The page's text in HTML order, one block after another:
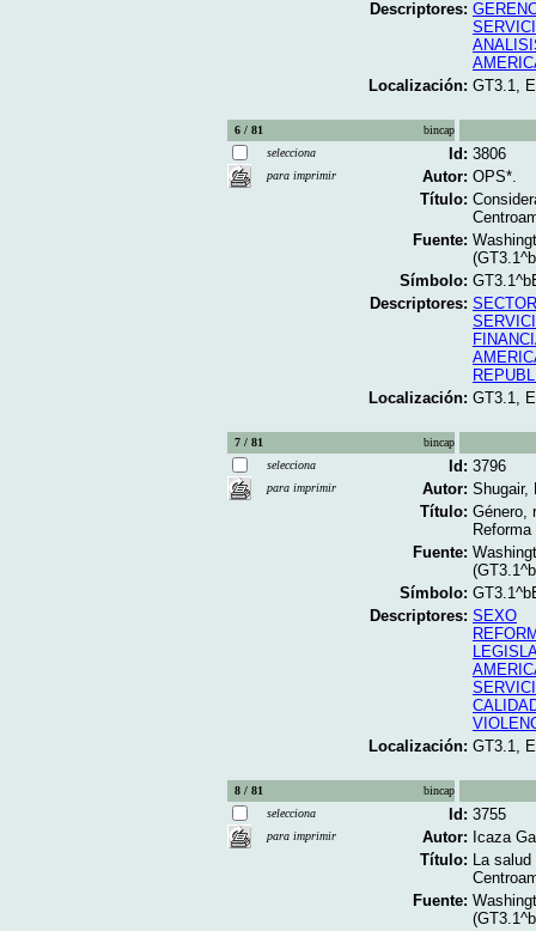
Descriptores:
Localización: GT3.1,
6 / 81
bincap
selecciona
para imprimir
Id: 3806
Autor: OPS*.
Título:
Fuente:
Símbolo:
Descriptores:
Localización: GT3.1,
7 / 81
bincap
selecciona
para imprimir
Id: 3796
Autor: Shugair,
Título: Género,
Fuente:
Símbolo:
Descriptores: SEXO
Localización: GT3.1,
8 / 81
bincap
selecciona
para imprimir
Id: 3755
Autor: Icaza
Título: La
Fuente: